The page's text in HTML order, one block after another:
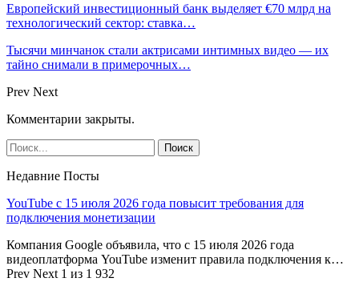
Европейский инвестиционный банк выделяет €70 млрд на
технологический сектор: ставка…
Тысячи минчанок стали актрисами интимных видео — их
тайно снимали в примерочных…
Prev Next
Комментарии закрыты.
Недавние Посты
YouTube с 15 июля 2026 года повысит требования для
подключения монетизации
Компания Google объявила, что с 15 июля 2026 года
видеоплатформа YouTube изменит правила подключения к…
Prev Next 1 из 1 932